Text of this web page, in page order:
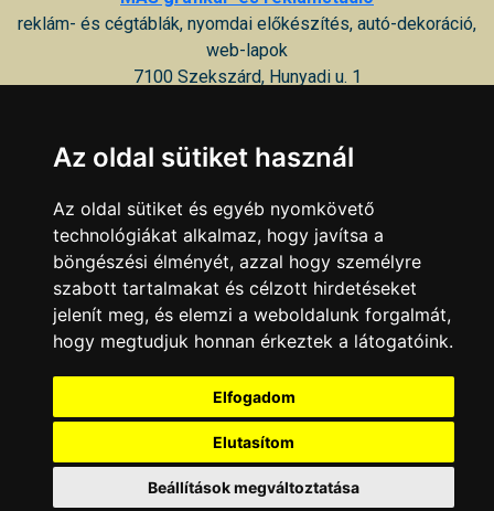
reklám- és cégtáblák, nyomdai előkészítés, autó-dekoráció,
web-lapok
7100 Szekszárd, Hunyadi u. 1
reklám, dekoráció
KAPCSOLAT| HIRDETÉS
Minden jog fenntartva © 2002 - 2026 Szeki.hu
Az oldal sütiket használ
Az oldal sütiket és egyéb nyomkövető
technológiákat alkalmaz, hogy javítsa a
böngészési élményét, azzal hogy személyre
szabott tartalmakat és célzott hirdetéseket
jelenít meg, és elemzi a weboldalunk forgalmát,
hogy megtudjuk honnan érkeztek a látogatóink.
Elfogadom
Elutasítom
Beállítások megváltoztatása